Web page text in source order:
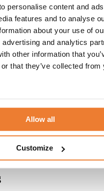
personalise content and
features and to analyse
about your use of
and analytics
other information that
that they’ve collected from
Allow all
Customize